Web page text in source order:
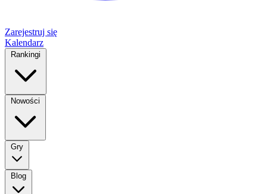
Zarejestruj się
Kalendarz
Rankingi
Nowości
Gry
Blog